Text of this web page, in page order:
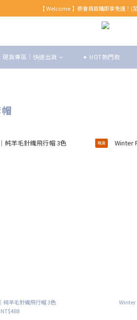
【 Welcome 】新會員首購即享免運！(
【 Welcome 】新會員首購即享免運！(
全館消費滿999免運！
現貨專區｜快速出貨 ✦ HOT熱門款
純羊毛針織飛行帽 3色
NT$488
現貨
Winter